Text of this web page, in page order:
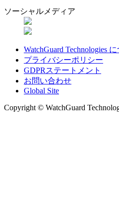
ソーシャルメディア
WatchGuard Technologies
プライバシーポリシー
GDPRステートメント
お問い合わせ
Global Site
Copyright © WatchGuard